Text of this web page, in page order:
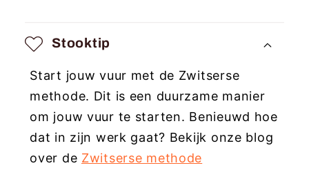
n
k
a
p
b
Stooktip
Start jouw vuur met de Zwitserse
methode. Dit is een duurzame manier
om jouw vuur te starten. Benieuwd hoe
dat in zijn werk gaat? Bekijk onze blog
over de Zwitserse methode